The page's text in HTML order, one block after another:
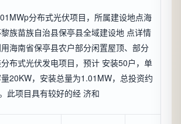
分布式光伏项目，所属建设地点海
族苗族自治县保亭县全域建设地 点详情
海南省保亭县农户部分闲置屋顶、部分
布式光伏发电项目，预计 安装50户，单
20KW，安装总量为1.01MW，总投资约
此项目具有较好的经 济和